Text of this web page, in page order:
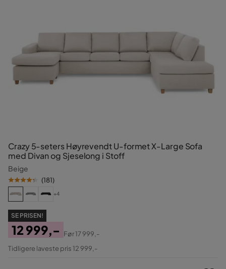
Crazy 5-seters Høyrevendt U-formet X-Large Sofa
med Divan og Sjeselong i Stoff
Beige
(181)
+4
SE PRISEN!
Pris
12 999,-
Original
Før17 999,-
Tidligere laveste pris 12 999,-